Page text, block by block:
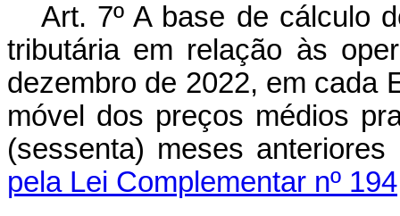
Art. 7º A base de cálculo
tributária em relação às
dezembro de 2022, em cada
móvel dos preços médios
(sessenta) meses
pela Lei Complementar nº